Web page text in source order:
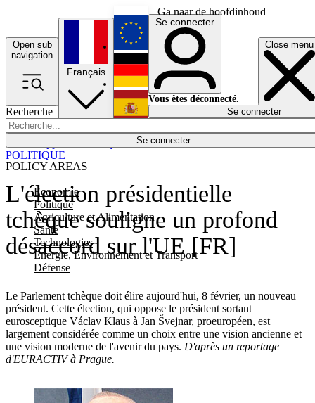
Ga naar de hoofdinhoud
Open sub
navigation
Close menu
Recherche
Se connecter
POLICY AREAS
Economie
Politique
Agriculture et Alimentation
Santé
Technologies
Energie, Environnement et Transport
Défense
Économie
Français
English
Deutsch
Español
Se connecter
Vous êtes déconnecté.
Se connecter
L'élection présidentielle
tchèque souligne un profond
désaccord sur l'UE [FR]
Le Parlement tchèque doit élire aujourd'hui, 8 février, un nouveau
président. Cette élection, qui oppose le président sortant
eurosceptique Václav Klaus à Jan Švejnar, proeuropéen, est
largement considérée comme un choix entre une vision ancienne et
une vision moderne de l'avenir du pays. D'après un reportage
d'EURACTIV à Prague.
POLITIQUE